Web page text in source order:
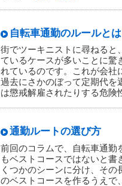
自転車通勤のルールとは
街でツーキニストに尋ねると
ているケースが多いことに驚
れているのです。これが会社
過去にさかのぼって定期代を
は懲戒解雇されたりする危険
通勤ルートの選び方
前回のコラムで、自転車通勤
もベストコースではないと
くつかのシーンに分け、そ
のベストコースを作るうえで